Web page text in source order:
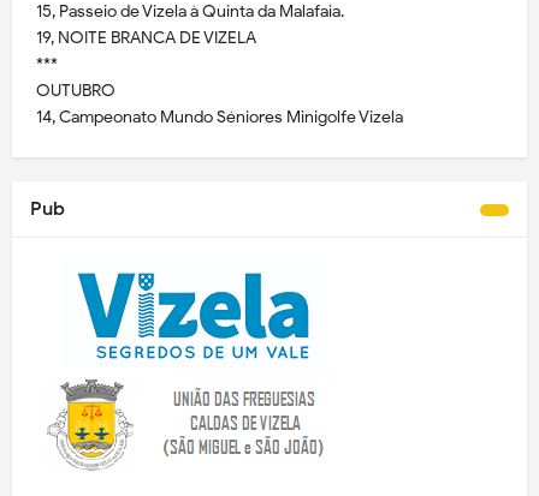
15, Passeio de Vizela à Quinta da Malafaia.
19, NOITE BRANCA DE VIZELA
***
OUTUBRO
14, Campeonato Mundo Séniores Minigolfe Vizela
Pub